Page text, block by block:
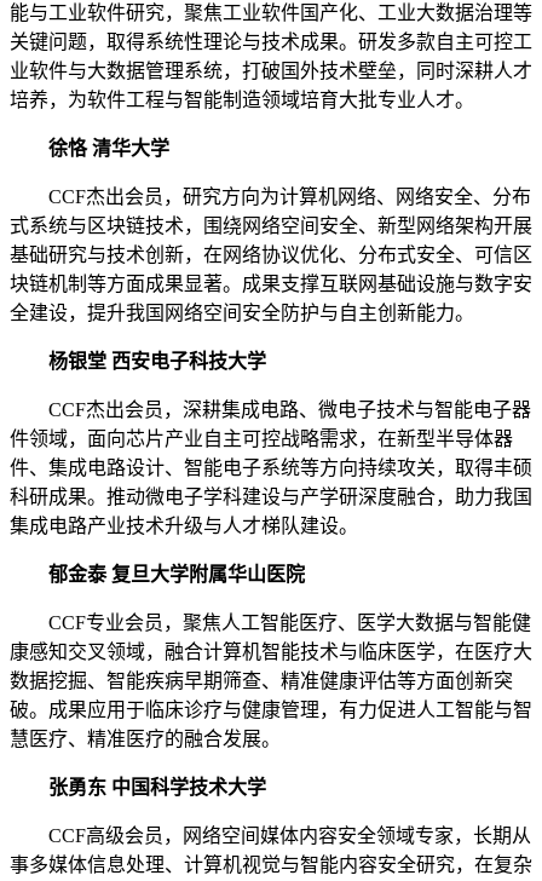
能与工业软件研究，聚焦工业软件国产化、工业大数据治理等
关键问题，取得系统性理论与技术成果。研发多款自主可控工
业软件与大数据管理系统，打破国外技术壁垒，同时深耕人才
培养，为软件工程与智能制造领域培育大批专业人才。
徐恪 清华大学
CCF杰出会员，研究方向为计算机网络、网络安全、分布
式系统与区块链技术，围绕网络空间安全、新型网络架构开展
基础研究与技术创新，在网络协议优化、分布式安全、可信区
块链机制等方面成果显著。成果支撑互联网基础设施与数字安
全建设，提升我国网络空间安全防护与自主创新能力。
杨银堂 西安电子科技大学
CCF杰出会员，深耕集成电路、微电子技术与智能电子器
件领域，面向芯片产业自主可控战略需求，在新型半导体器
件、集成电路设计、智能电子系统等方向持续攻关，取得丰硕
科研成果。推动微电子学科建设与产学研深度融合，助力我国
集成电路产业技术升级与人才梯队建设。
郁金泰 复旦大学附属华山医院
CCF专业会员，聚焦人工智能医疗、医学大数据与智能健
康感知交叉领域，融合计算机智能技术与临床医学，在医疗大
数据挖掘、智能疾病早期筛查、精准健康评估等方面创新突
破。成果应用于临床诊疗与健康管理，有力促进人工智能与智
慧医疗、精准医疗的融合发展。
张勇东 中国科学技术大学
CCF高级会员，网络空间媒体内容安全领域专家，长期从
事多媒体信息处理、计算机视觉与智能内容安全研究，在复杂